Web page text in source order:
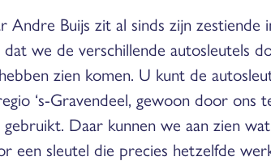
Andre Buijs zit al sinds zijn zestiende
we de verschillende autosleutels
zien komen. U kunt de
‘s-Gravendeel, gewoon door ons
Daar kunnen we aan zien
een sleutel die precies hetzelfde